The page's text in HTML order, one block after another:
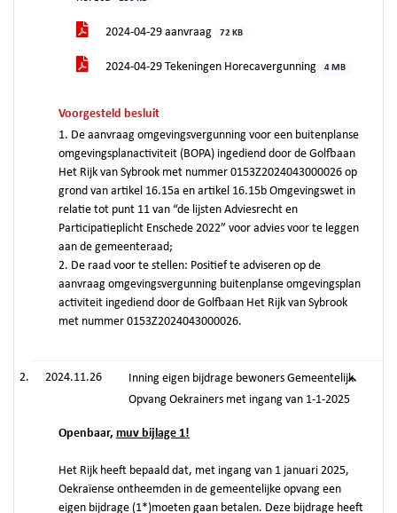
2024-04-29 aanvraag 72 KB
2024-04-29 Tekeningen Horecavergunning 4 MB
Voorgesteld besluit
1. De aanvraag omgevingsvergunning voor een buitenplanse
omgevingsplanactiviteit (BOPA) ingediend door de Golfbaan
Het Rijk van Sybrook met nummer 0153Z2024043000026 op
grond van artikel 16.15a en artikel 16.15b Omgevingswet in
relatie tot punt 11 van “de lijsten Adviesrecht en
Participatieplicht Enschede 2022” voor advies voor te leggen
aan de gemeenteraad;
2. De raad voor te stellen: Positief te adviseren op de
aanvraag omgevingsvergunning buitenplanse omgevingsplan
activiteit ingediend door de Golfbaan Het Rijk van Sybrook
met nummer 0153Z2024043000026.
2024.11.26
Inning eigen bijdrage bewoners Gemeentelijk
Opvang Oekrainers met ingang van 1-1-2025
Openbaar, muv bijlage 1!
Het Rijk heeft bepaald dat, met ingang van 1 januari 2025,
Oekraïense ontheemden in de gemeentelijke opvang een
eigen bijdrage (1*)moeten gaan betalen. Deze bijdrage heeft